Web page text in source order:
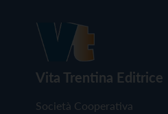
Vita Trentina Editrice
Società Cooperativa